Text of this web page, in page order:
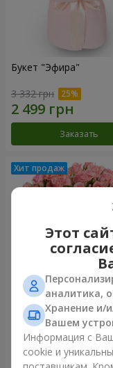
Букет "Эфира"
3 332 грн
Заказать
Цветы в коробке
оазис"
2 824 грн
Этот
аналитика,
Хранение и/
Вашем
Информация с
cookie и